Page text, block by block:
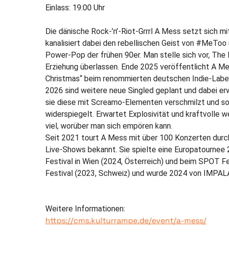
Einlass: 19:00 Uhr
Die dänische Rock-’n’-Riot-Grrrl A Mess setzt sich
kanalisiert dabei den rebellischen Geist von
Power-Pop der frühen 90er. Man stelle sich vor,
Erziehung überlassen. Ende 2025 veröffentlicht A
Christmas“ beim renommierten deutschen Indie-
2026 sind weitere neue Singled geplant und dabei
sie diese mit Screamo-Elementen verschmilzt und
widerspiegelt. Erwartet Explosivität und kraftvolle
viel, worüber man sich empören kann.
Seit 2021 tourt A Mess mit über 100 Konzerten
Live-Shows bekannt. Sie spielte eine Europatournee
Festival in Wien (2024, Österreich) und beim SPOT
Festival (2023, Schweiz) und wurde 2024 von
Weitere Informationen:
https://cms.kulturrampe.de/event/a-mess/